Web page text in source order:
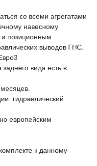
со всеми агрегатами
навесному
и позиционным
выводов ГНС.
вида есть в
гидравлический
европейским
к данному